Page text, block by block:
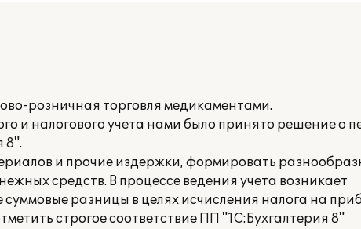
розничная торговля медикаментами.
и налогового учета нами было принято решение о
8".
и прочие издержки, формировать
средств. В процессе ведения учета возникает
разницы в целях исчисления налога на
строгое соответствие ПП "1С:Бухгалтерия 8"